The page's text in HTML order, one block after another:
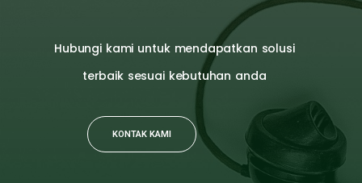
Hubungi kami untuk mendapatkan solusi
terbaik sesuai kebutuhan anda
KONTAK KAMI